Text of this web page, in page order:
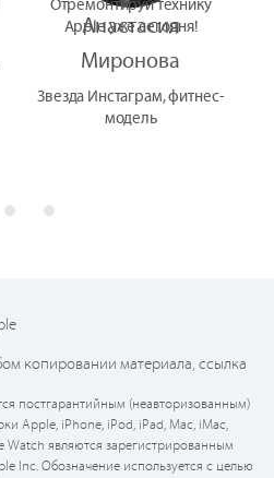
Анастасия
Миронова
Звезда Инстаграм, фитнес-
модель
Отремонтируй технику
Apple уже сегодня!
копировании материала, ссылка
постгарантийным (неавторизованным)
Apple, iPhone, iPod, iPad, Mac, iMac,
Watch являются зарегистрированным
Inc. Обозначение используется с целью